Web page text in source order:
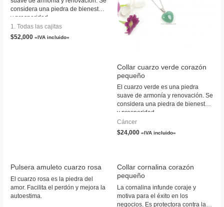
considera una piedra de bienestar
y prosperidad.
1. Todas las cajitas
$52,000 «IVA incluido»
Collar cuarzo verde corazón
pequeño
El cuarzo verde es una piedra
suave de armonía y renovación. Se
considera una piedra de bienestar
y prosperidad.
Cáncer
$24,000 «IVA incluido»
Pulsera amuleto cuarzo rosa
El cuarzo rosa es la piedra del
amor. Facilita el perdón y mejora la
autoestima.
Collar cornalina corazón
pequeño
La cornalina infunde coraje y
motiva para el éxito en los
negocios. Es protectora contra la